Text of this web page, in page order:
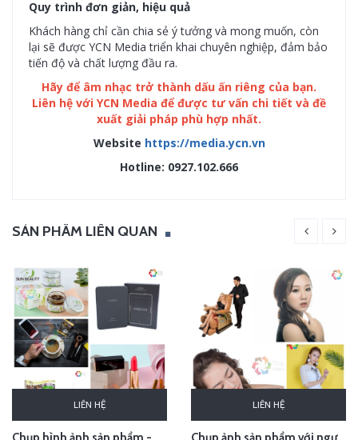
Quy trình đơn giản, hiệu quả
Khách hàng chỉ cần chia sẻ ý tưởng và mong muốn, còn
lại sẽ được YCN Media triển khai chuyên nghiệp, đảm bảo
tiến độ và chất lượng đầu ra.
Hãy để âm nhạc trở thành dấu ấn riêng của bạn.
Liên hệ với YCN Media để được tư vấn chi tiết và đề
xuất giải pháp phù hợp nhất.
Website https://media.ycn.vn
Hotline: 0927.102.666
SẢN PHẨM LIÊN QUAN
LIÊN HỆ LIÊN HỆ